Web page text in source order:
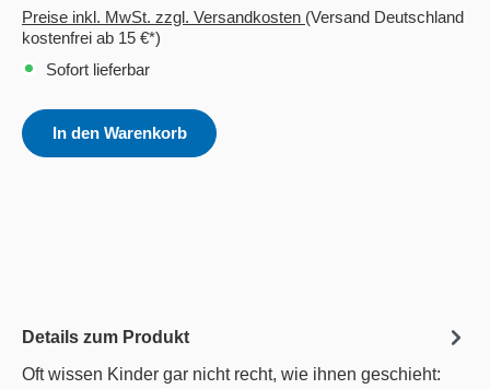
Preise inkl. MwSt. zzgl. Versandkosten (Versand Deutschland
kostenfrei ab 15 €*)
Sofort lieferbar
In den Warenkorb
Details zum Produkt
Oft wissen Kinder gar nicht recht, wie ihnen geschieht: